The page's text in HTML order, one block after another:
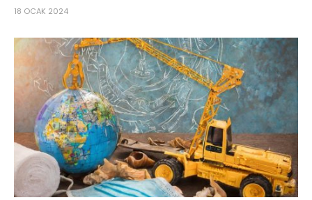
18 OCAK 2024